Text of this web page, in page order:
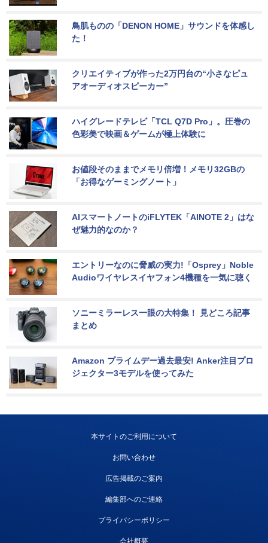
鳥肌ものの「DENON HOME」サウンドを体感し
た！
クリエイティブが作った2万円台の“小さなピュ
アオーディオスピーカー”
ハイグレードテレビ「TCL Q7D Pro」。圧巻の
色彩美で映画＆ゲームが極上体験に
お値段そのままでメモリ倍増！メモリ32GBの
「お得なゲーミングノート」
AIスマートノートのiFLYTEK「AINOTE 2」はな
ぜ魅力的なのか？
エントリーなのに脅威の実力!「Osprey」Noble
Audioワイヤレスイヤフォン4機種を一気に聴く
ソニーミラーレス一眼の大特集！ 見どころ記事
まとめ
Amazon プライムデー過去最安! Anker注目プロ
ジェクター3モデルを使ってみた
本サイトのご利用について
お問い合わせ
広告掲載のご案内
編集部へのご連絡
プライバシーポリシー